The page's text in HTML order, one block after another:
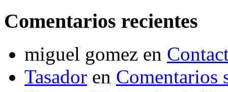
Comentarios recientes
miguel gomez en
Tasador en Comentarios